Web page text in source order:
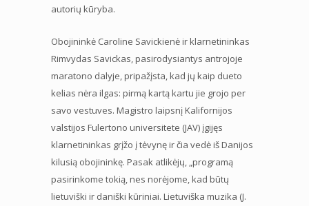
autorių kūryba.
Obojininkė Caroline Savickienė ir klarnetininkas
Rimvydas Savickas, pasirodysiantys antrojoje
maratono dalyje, pripažįsta, kad jų kaip dueto
kelias nėra ilgas: pirmą kartą kartu jie grojo per
savo vestuves. Magistro laipsnį Kalifornijos
valstijos Fulertono universitete (JAV) įgijęs
klarnetininkas grįžo į tėvynę ir čia vedė iš Danijos
kilusią obojininkę. Pasak atlikėjų, „programą
pasirinkome tokią, nes norėjome, kad būtų
lietuviški ir daniški kūriniai. Lietuviška muzika (J.